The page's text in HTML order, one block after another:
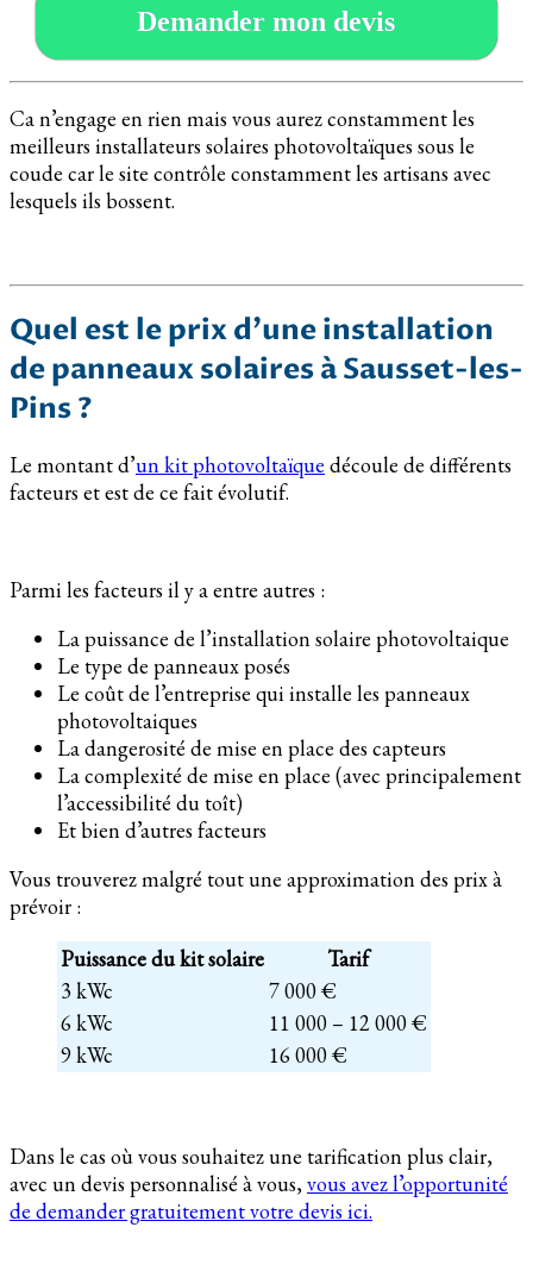
Demander mon devis
Ca n’engage en rien mais vous aurez constamment les
meilleurs installateurs solaires photovoltaïques sous le
coude car le site contrôle constamment les artisans avec
lesquels ils bossent.
Quel est le prix d’une installation
de panneaux solaires à Sausset-les-
Pins ?
Le montant d’un kit photovoltaïque découle de différents
facteurs et est de ce fait évolutif.
Parmi les facteurs il y a entre autres :
La puissance de l’installation solaire photovoltaique
Le type de panneaux posés
Le coût de l’entreprise qui installe les panneaux
photovoltaiques
La dangerosité de mise en place des capteurs
La complexité de mise en place (avec principalement
l’accessibilité du toît)
Et bien d’autres facteurs
Vous trouverez malgré tout une approximation des prix à
prévoir :
Puissance du kit solaire
Tarif
3 kWc
7 000 €
6 kWc
11 000 – 12 000 €
9 kWc
16 000 €
Dans le cas où vous souhaitez une tarification plus clair,
avec un devis personnalisé à vous,vous avez l’opportunité
de demander gratuitement votre devis ici.